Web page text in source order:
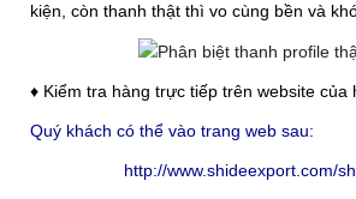
kiện, còn thanh thật thì vo cùng bền và
♦ Kiểm tra hàng trực tiếp trên website của
Quý khách có thể vào trang web sau:
http://www.shideexport.com/